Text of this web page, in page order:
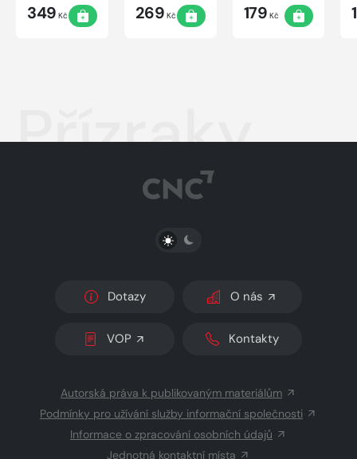
349 Kč 269 Kč 179 Kč
Přízraky
PŘEPNOUT SVĚTLÝ/TMAVÝ REŽIM
Dotazy O nás
VOP Kontakty
Autorská práva k publikovaným materiálům
Podmínky pro užívání služby informační společnosti
Informace o zpracování osobních údajů
Jednotná kontaktní místa